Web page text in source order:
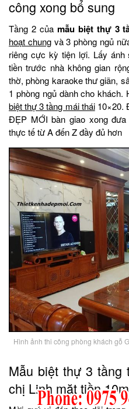
công xong bổ sung
Tầng 2 của mẫu biệt thự 3
hoạt chungvà 3 phòng ngủ
riêng cực kỳ tiện lợi. Lấy
tiền trước nhà không gian
thờ, phòng karaoke thư giãn,
1 phòng ngủ dành cho khách.
biệt thự 3 tầng mái thái10×20.
ĐẸP MỚI bàn giao xong
thực tế từ A đến Z đầy đủ hơn
Hình ảnh thi công phòng khách gỗ
Mẫu biệt thự 3 tầng
chị Linh mặt tiền 10m